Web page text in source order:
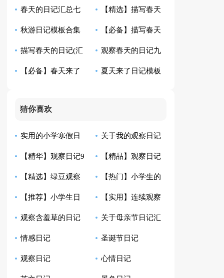
五篇 汇编十篇
春天的日记汇总七
篇
【精选】描写春天
日记3篇
秋游日记模板合集
七篇
【必备】描写春天
的日记集合6篇
描写春天的日记(汇
编15篇)
观察春天的日记九
篇
【必备】春天来了 夏天来了日记模板
猜你喜欢
实用的小学寒假日
记范文汇编4篇
关于我的观察日记
范文集锦7篇
【精华】观察日记9
篇
【精品】观察日记
集锦6篇
【精选】绿豆观察
日记锦集9篇
【热门】小学生的
日记模板集合7篇
【推荐】小学生日
记模板五篇
【实用】连续观察
日记范文锦集10篇
观察含羞草的日记
通用15篇
关于母亲节日记汇
编4篇
情感日记 圣诞节日记
观察日记 心情日记